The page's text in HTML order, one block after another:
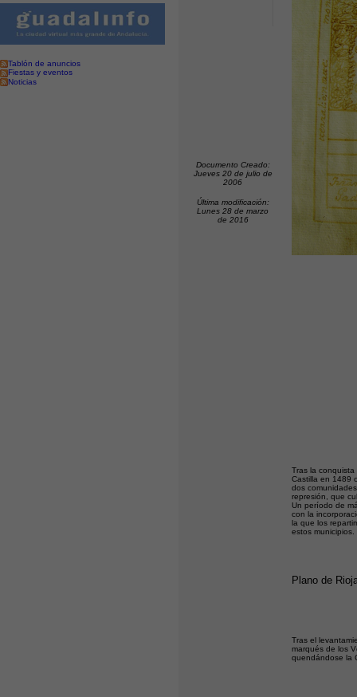
Tablón de anuncios
Fiestas y eventos
Noticias
Documento Creado:
Jueves 20 de julio de
2006
Última modificación:
Lunes 28 de marzo
de 2016
Tras la
Castilla en 1489
dos
represión, que
Un período de
con la
la que los
estos municipios.
Plano de
Tras el
marqués de los
quendándose la